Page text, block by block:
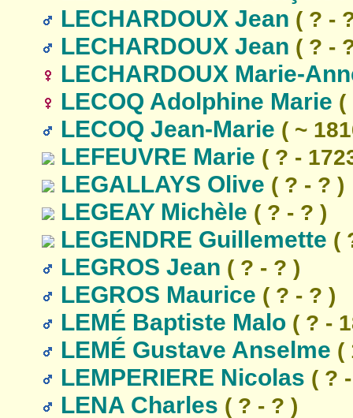
LECHARDOUX Jean ( ? -
LECHARDOUX Jean ( ? -
LECHARDOUX Marie-
LECOQ Adolphine Marie (
LECOQ Jean-Marie ( ~
LEFEUVRE Marie ( ? -
LEGALLAYS Olive ( ? - ? )
LEGEAY Michèle ( ? - ? )
LEGENDRE Guillemette (
LEGROS Jean ( ? - ? )
LEGROS Maurice ( ? - ? )
LEMÉ Baptiste Malo ( ? -
LEMÉ Gustave Anselme (
LEMPERIERE Nicolas ( ?
LENA Charles ( ? - ? )